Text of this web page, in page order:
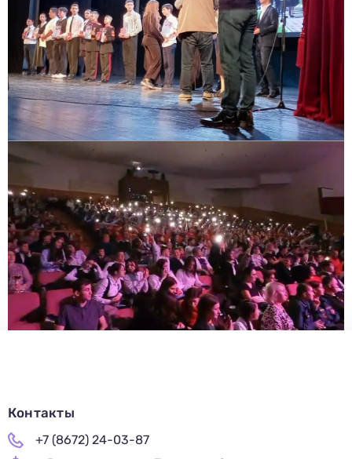
Нажимая кнопку «Отправить», я даю согласие на обработку моих персональных
данных в соответствии с Федеральным законом от 27.07.2006 № 152-ФЗ «О
персональных данных», на условиях и для целей, определенных в
политике в
отношении обработки персональных данных.
Контакты
+7 (8672) 24-03-87